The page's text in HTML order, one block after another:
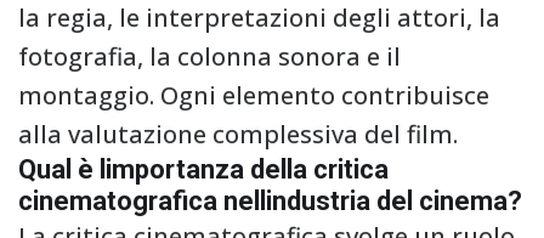
la regia, le interpretazioni degli attori, la
fotografia, la colonna sonora e il
montaggio. Ogni elemento contribuisce
alla valutazione complessiva del film.
Qual è limportanza della critica
cinematografica nellindustria del cinema?